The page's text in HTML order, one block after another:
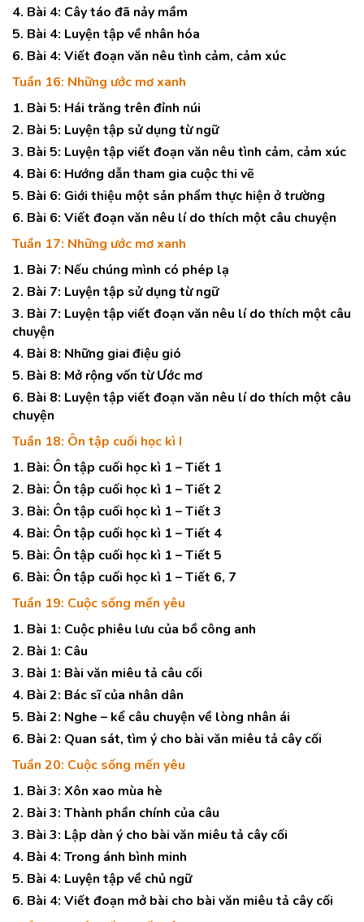
4. Bài 4: Cây táo đã nảy mầm
5. Bài 4: Luyện tập về nhân hóa
6. Bài 4: Viết đoạn văn nêu tình cảm, cảm xúc
Tuần 16: Những ước mơ xanh
1. Bài 5: Hái trăng trên đỉnh núi
2. Bài 5: Luyện tập sử dụng từ ngữ
3. Bài 5: Luyện tập viết đoạn văn nêu tình cảm, cảm xúc
4. Bài 6: Hướng dẫn tham gia cuộc thi vẽ
5. Bài 6: Giới thiệu một sản phẩm thực hiện ở trường
6. Bài 6: Viết đoạn văn nêu lí do thích một câu chuyện
Tuần 17: Những ước mơ xanh
1. Bài 7: Nếu chúng mình có phép lạ
2. Bài 7: Luyện tập sử dụng từ ngữ
3. Bài 7: Luyện tập viết đoạn văn nêu lí do thích một câu
chuyện
4. Bài 8: Những giai điệu gió
5. Bài 8: Mở rộng vốn từ Ước mơ
6. Bài 8: Luyện tập viết đoạn văn nêu lí do thích một câu
chuyện
Tuần 18: Ôn tập cuối học kì I
1. Bài: Ôn tập cuối học kì 1 – Tiết 1
2. Bài: Ôn tập cuối học kì 1 – Tiết 2
3. Bài: Ôn tập cuối học kì 1 – Tiết 3
4. Bài: Ôn tập cuối học kì 1 – Tiết 4
5. Bài: Ôn tập cuối học kì 1 – Tiết 5
6. Bài: Ôn tập cuối học kì 1 – Tiết 6, 7
Tuần 19: Cuộc sống mến yêu
1. Bài 1: Cuộc phiêu lưu của bồ công anh
2. Bài 1: Câu
3. Bài 1: Bài văn miêu tả câu cối
4. Bài 2: Bác sĩ của nhân dân
5. Bài 2: Nghe – kể câu chuyện về lòng nhân ái
6. Bài 2: Quan sát, tìm ý cho bài văn miêu tả cây cối
Tuần 20: Cuộc sống mến yêu
1. Bài 3: Xôn xao mùa hè
2. Bài 3: Thành phần chính của câu
3. Bài 3: Lập dàn ý cho bài văn miêu tả cây cối
4. Bài 4: Trong ánh bình minh
5. Bài 4: Luyện tập về chủ ngữ
6. Bài 4: Viết đoạn mở bài cho bài văn miêu tả cây cối